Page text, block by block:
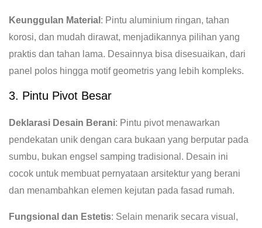
Keunggulan Material : Pintu aluminium ringan, tahan
korosi, dan mudah dirawat, menjadikannya pilihan yang
praktis dan tahan lama. Desainnya bisa disesuaikan, dari
panel polos hingga motif geometris yang lebih kompleks.
3. Pintu Pivot Besar
Deklarasi Desain Berani: Pintu pivot menawarkan
pendekatan unik dengan cara bukaan yang berputar pada
sumbu, bukan engsel samping tradisional. Desain ini
cocok untuk membuat pernyataan arsitektur yang berani
dan menambahkan elemen kejutan pada fasad rumah.
Fungsional dan Estetis: Selain menarik secara visual,